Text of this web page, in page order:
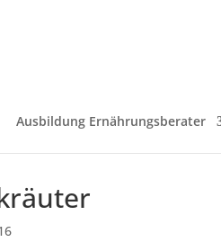
Ausbildung Ernährungsberater